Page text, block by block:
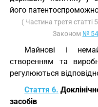
його
( Частина третя статті
Законом №
Майнові і
створенням та
регулюються
Стаття 6.
засобів